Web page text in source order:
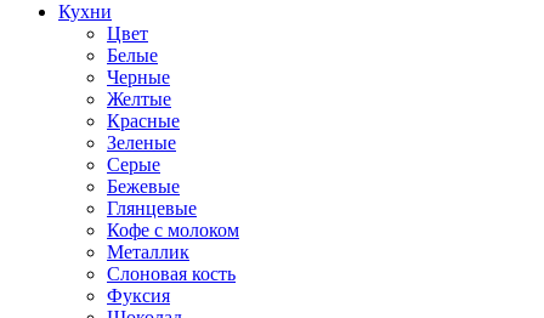
Кухни
Цвет
Белые
Черные
Желтые
Красные
Зеленые
Серые
Бежевые
Глянцевые
Кофе с молоком
Металлик
Слоновая кость
Фуксия